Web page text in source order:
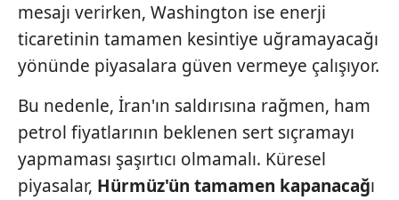
mesajı verirken, Washington ise enerji
ticaretinin tamamen kesintiye uğramayacağı
yönünde piyasalara güven vermeye çalışıyor.
Bu nedenle, İran'ın saldırısına rağmen, ham
petrol fiyatlarının beklenen sert sıçramayı
yapmaması şaşırtıcı olmamalı. Küresel
piyasalar, Hürmüz'ün tamamen kapanacağı